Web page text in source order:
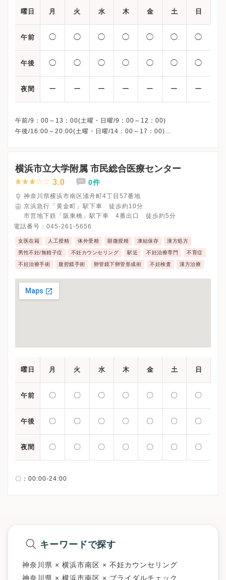
曜日 月 火 水 木 金 土 日
午前 ◯ ◯ ◯ ◯ ◯ ◯ ◯
午後 ◯ ◯ ◯ ◯ ◯ ◯ ◯
夜間 ー ー ー ー ー ー ー
午前/9：00～13：00(土曜・日曜/9：00～12：00)
午後/16:00～20:00(土曜・日曜/14：00～17：00)
横浜市立大学附属 市民総合医療センター
3.0 0件
神奈川県横浜市南区浦舟町4丁目57番地
京浜急行「黄金町」駅下車 徒歩約10分
市営地下鉄「阪東橋」駅下車 4番出口 徒歩約5分
電話番号： 045-261-5656
女医在籍 人工授精 体外受精 顕微授精 凍結保存 漢方処方
男性不妊/無精子症 不妊カウンセリング 駅近 不妊治療専門 不育症
不妊治療手術 腹腔鏡手術 卵管鏡下卵管形成術 不妊検査 漢方治療
曜日 月 火 水 木 金 土 日
午前 〇 〇 〇 〇 〇 〇 〇
午後 〇 〇 〇 〇 〇 〇 〇
夜間 〇 〇 〇 〇 〇 〇 〇
キーワードで探す
神奈川県 × 横浜市南区 × 不妊カウンセリング
神奈川県 × 横浜市南区 × ブライダルチェック